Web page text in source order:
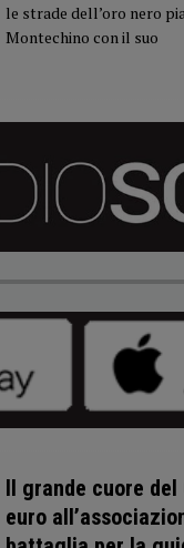
le strade dell’oro nero
Montechino con il suo
Il grande cuore del
euro